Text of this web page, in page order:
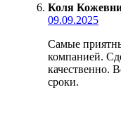
Коля
09.09.2025
Самые
компанией.
качественно.
сроки.